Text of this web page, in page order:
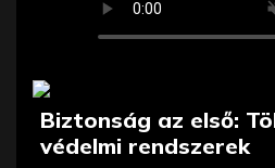
Biztonság az első:
védelmi rendszerek